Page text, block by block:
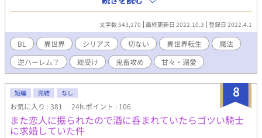
王子と、健気でちょっと泣き虫な少年の恋が…前作で始まり今作
では波乱の展開と共に進む。 裏切り、信仰、純愛、真実…様々
な壁が二人を阻み…最後に用意された闇を見た時 きっと世界
は、彼を引き止めることなど出来ないのだろう。 【将来的にR18
ですが、こちら物語重視となってます】 ※←ややR18系 ※※←ガ
ッツリR18系 ．
文字数 543,170 最終更新日 2022.10.3 登録日 2022.4.1
BL 異世界 シリアス 切ない 異世界転生
魔法
逆ハーレム？
総受け 鬼畜攻め 甘々・溺愛
8
短編 完結 なし
お気に入り : 381 24h.ポイント : 106
また恋人に振られたので酒に呑まれていたらゴツい騎士
に求婚していた件